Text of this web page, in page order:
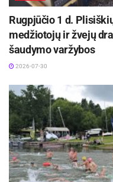
Rugpjūčio 1 d.
medžiotojų ir žvejų
šaudymo varžybos
2026-07-30